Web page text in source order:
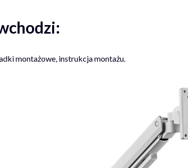
montażowe, instrukcja montażu.